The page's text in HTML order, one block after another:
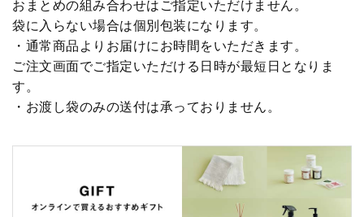
おまとめの組み合わせはご指定いただけません。
袋に入らない場合は個別包装になります。
・通常商品よりお届けにお時間をいただきます。
ご注文画面でご指定いただける日時が最短日となりま
す。
・お渡し袋のみの送付は承っておりません。